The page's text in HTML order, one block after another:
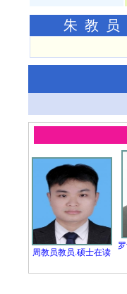
朱教
周教员教员.硕士在读